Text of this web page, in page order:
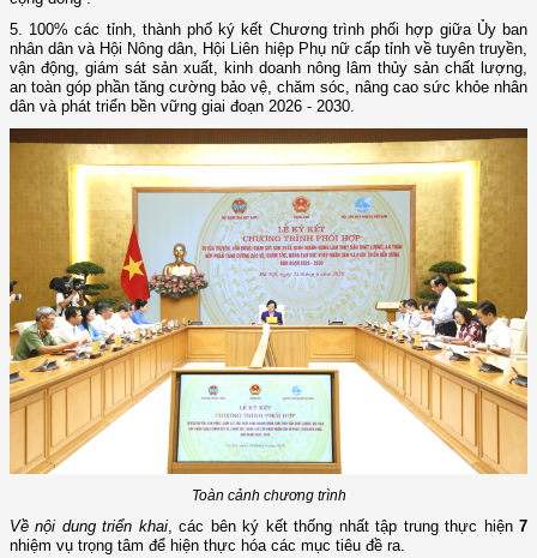
5. 100% các tỉnh, thành phố ký kết Chương trình phối hợp giữa Ủy ban
nhân dân và Hội Nông dân, Hội Liên hiệp Phụ nữ cấp tỉnh về tuyên truyền,
vận động, giám sát sản xuất, kinh doanh nông lâm thủy sản chất lượng,
an toàn góp phần tăng cường bảo vệ, chăm sóc, nâng cao sức khỏe nhân
dân và phát triển bền vững giai đoạn 2026 - 2030.
Toàn cảnh chương trình
Về nội dung triển khai, các bên ký kết thống nhất tập trung thực hiện7
nhiệm vụ trọng tâm để hiện thực hóa các mục tiêu đề ra.